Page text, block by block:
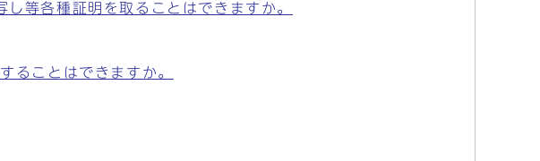
等各種証明を取ることはできますか。
ることはできますか。